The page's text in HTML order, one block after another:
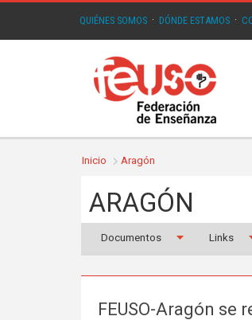
QUIÉNES SOMOS · DÓNDE ESTAMOS ·
Inicio Aragón
ARAGÓN
Documentos Links
FEUSO-Aragón se